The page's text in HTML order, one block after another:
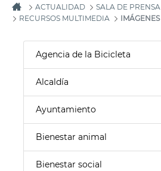
ACTUALIDAD
SALA DE PRENSA
RECURSOS MULTIMEDIA
IMÁGENES
Agencia de la Bicicleta
Alcaldía
Ayuntamiento
Bienestar animal
Bienestar social